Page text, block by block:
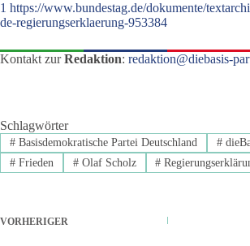
1 https://www.bundestag.de/dokumente/
de-regierungserklaerung-953384
Kontakt zurRedaktion: redaktion@diebasis-
Schlagwörter
#Basisdemokratische Partei Deutschland #
#Frieden #Olaf Scholz #
VORHERIGER